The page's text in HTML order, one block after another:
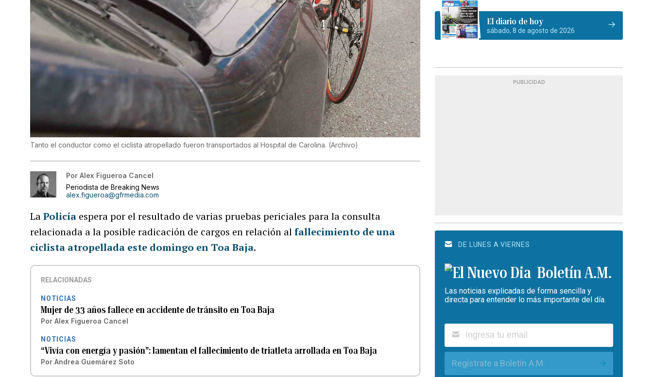
Tanto el conductor como el ciclista atropellado fueron transportados al Hospital de Carolina. (Archivo)
Por Alex Figueroa Cancel
Periodista de Breaking News
alex.figueroa@gfrmedia.com
LaPolicía espera por el resultado de varias pruebas periciales para la consulta
relacionada a la posible radicación de cargos en relación alfallecimiento de una
ciclista atropellada este domingo en Toa Baja.
RELACIONADAS
NOTICIAS
Mujer de 33 años fallece en accidente de tránsito en Toa Baja
Por Alex Figueroa Cancel
NOTICIAS
“Vivía con energía y pasión”: lamentan el fallecimiento de triatleta arrollada en Toa Baja
Por Andrea Guemárez Soto
El diario de hoy
sábado, 8 de agosto de 2026
PUBLICIDAD
DE LUNES A VIERNES
Boletín A.M.
Las noticias explicadas de forma sencilla y
directa para entender lo más importante del día.
Regístrate a Boletín A.M.